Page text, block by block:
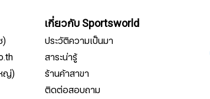
)
ญ่)
เกี่ยวกับ Sportsworld
ประวัติความเป็นมา
สาระน่ารู้
ร้านค้าสาขา
ติดต่อสอบถาม